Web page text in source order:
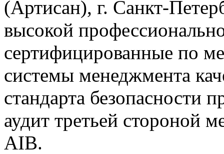
(Артисан), г. Санкт-
высокой
сертифицированные по
системы менеджмента
стандарта безопасности
аудит третьей стороной
AIB.